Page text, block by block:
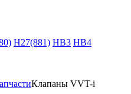
H27(881) HB3 HB4
Клапаны VVT-i